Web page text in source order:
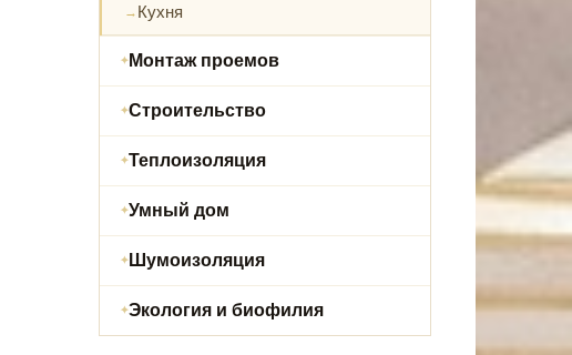
Кухня
Монтаж проемов
Строительство
Теплоизоляция
Умный дом
Шумоизоляция
Экология и биофилия